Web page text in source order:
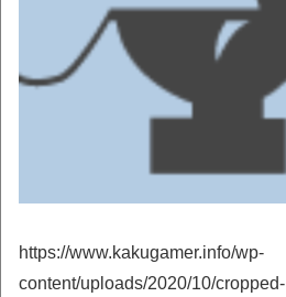
https://www.kakugamer.info/wp-
content/uploads/2020/10/cropped-